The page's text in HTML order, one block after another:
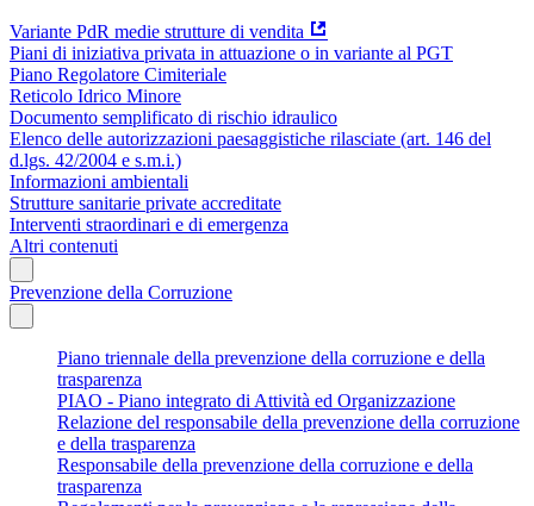
Variante PdR medie strutture di vendita
Piani di iniziativa privata in attuazione o in variante al PGT
Piano Regolatore Cimiteriale
Reticolo Idrico Minore
Documento semplificato di rischio idraulico
Elenco delle autorizzazioni paesaggistiche rilasciate (art. 146 del
d.lgs. 42/2004 e s.m.i.)
Informazioni ambientali
Strutture sanitarie private accreditate
Interventi straordinari e di emergenza
Altri contenuti
Prevenzione della Corruzione
Piano triennale della prevenzione della corruzione e della
trasparenza
PIAO - Piano integrato di Attività ed Organizzazione
Relazione del responsabile della prevenzione della corruzione
e della trasparenza
Responsabile della prevenzione della corruzione e della
trasparenza